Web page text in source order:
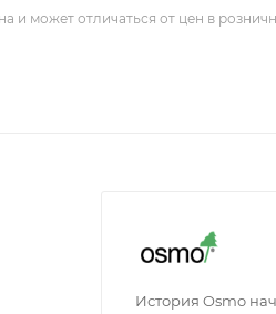
и может отличаться от цен в
История Osmo